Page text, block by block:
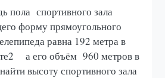
пола спортивного зала
форму прямоугольного
равна 192 метра в
а его объём 960 метров в
высоту спортивного зала